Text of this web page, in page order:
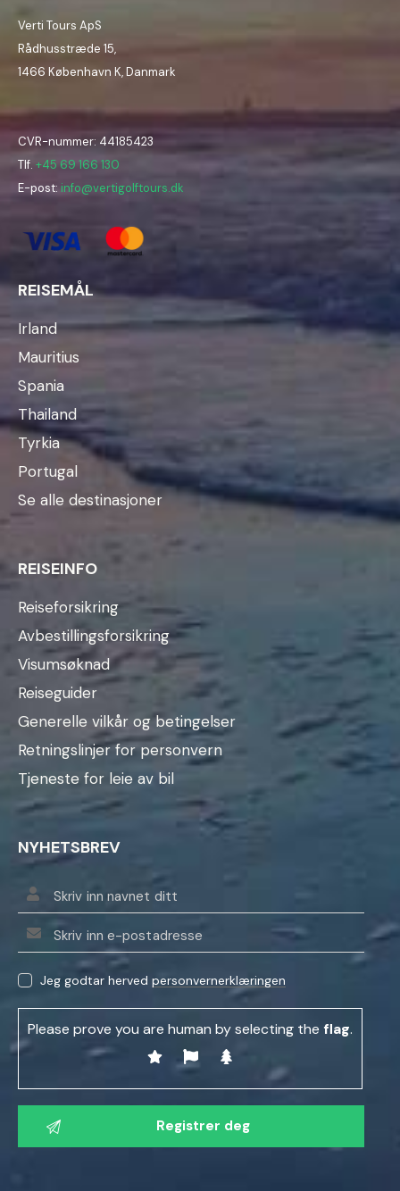
Verti Tours ApS
Rådhusstræde 15,
1466 København K, Danmark
CVR-nummer: 44185423
Tlf. +45 69 166 130
E-post: info@vertigolftours.dk
REISEMÅL
Irland
Mauritius
Spania
Thailand
Tyrkia
Portugal
Se alle destinasjoner
REISEINFO
Reiseforsikring
Avbestillingsforsikring
Visumsøknad
Reiseguider
Generelle vilkår og betingelser
Retningslinjer for personvern
Tjeneste for leie av bil
NYHETSBREV
Jeg godtar hervedpersonvernerklæringen
Please prove you are human by selecting the flag.
V
n